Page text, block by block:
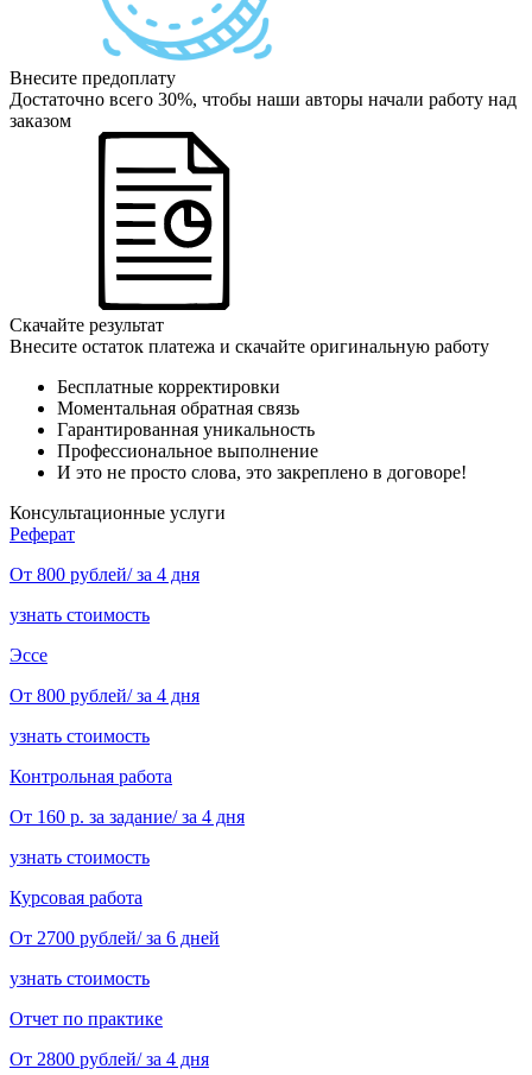
Внесите предоплату
Достаточно всего 30%, чтобы наши авторы начали работу над
заказом
Скачайте результат
Внесите остаток платежа и скачайте оригинальную работу
Бесплатные корректировки
Моментальная обратная связь
Гарантированная уникальность
Профессиональное выполнение
И это не просто слова, это закреплено в договоре!
Консультационные услуги
Реферат
От 800 рублей/ за 4 дня
узнать стоимость
Эссе
От 800 рублей/ за 4 дня
узнать стоимость
Контрольная работа
От 160 р. за задание/ за 4 дня
узнать стоимость
Курсовая работа
От 2700 рублей/ за 6 дней
узнать стоимость
Отчет по практике
От 2800 рублей/ за 4 дня